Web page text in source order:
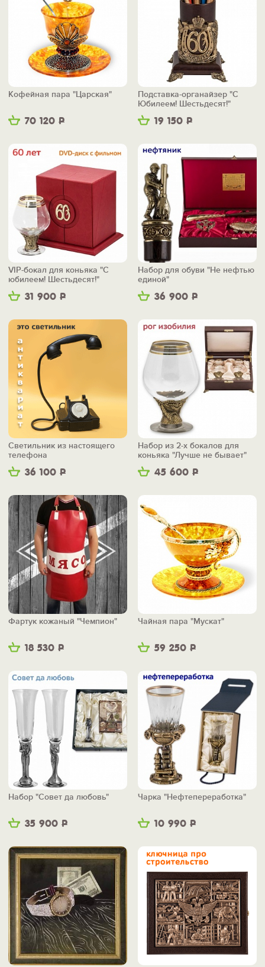
70 120 Р
Кофейная пара "Царская"
19 150 Р
Подставка-органайзер "С
Юбилеем! Шестьдесят!"
31 900 Р
VIP-бокал для коньяка "С
юбилеем! Шестьдесят!"
36 900 Р
Набор для обуви "Не нефтью
единой"
36 100 Р
Светильник из настоящего
телефона
45 600 Р
Набор из 2-х бокалов для
коньяка "Лучше не бывает"
18 530 Р
Фартук кожаный "Чемпион"
59 250 Р
Чайная пара "Мускат"
35 900 Р
Набор "Совет да любовь"
10 990 Р
Чарка "Нефтепереработка"